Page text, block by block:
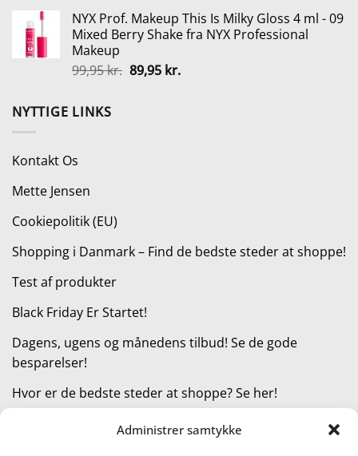
Administrer samtykke
pris
var:
pris
er:
NYX Prof. Makeup This Is Milky Gloss 4 ml - 09
Mixed Berry Shake fra NYX Professional
Makeup
99,95kr. Den
89,95 kr.Den
NYTTIGE LINKS
Kontakt Os
Mette Jensen
Cookiepolitik (EU)
Shopping i Danmark – Find de bedste steder at shoppe!
Test af produkter
Black Friday Er Startet!
Dagens, ugens og månedens tilbud! Se de gode
besparelser!
Hvor er de bedste steder at shoppe? Se her!